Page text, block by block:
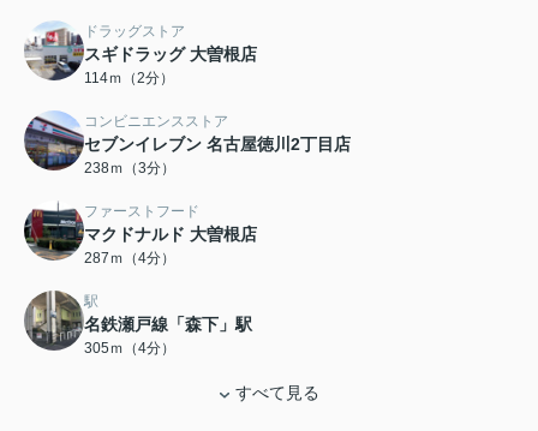
ドラッグストア
スギドラッグ 大曽根店
114ｍ（2分）
コンビニエンスストア
セブンイレブン 名古屋徳川2丁目店
238ｍ（3分）
ファーストフード
マクドナルド 大曽根店
287ｍ（4分）
駅
名鉄瀬戸線「森下」駅
305ｍ（4分）
すべて見る